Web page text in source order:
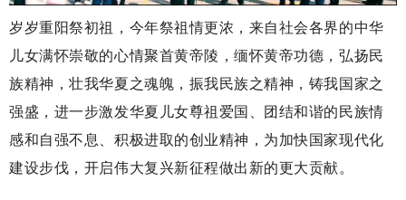
岁岁重阳祭初祖，今年祭祖情更浓，来自社会各界的中华
儿女满怀崇敬的心情聚首黄帝陵，缅怀黄帝功德，弘扬民
族精神，壮我华夏之魂魄，振我民族之精神，铸我国家之
强盛，进一步激发华夏儿女尊祖爱国、团结和谐的民族情
感和自强不息、积极进取的创业精神，为加快国家现代化
建设步伐，开启伟大复兴新征程做出新的更大贡献。